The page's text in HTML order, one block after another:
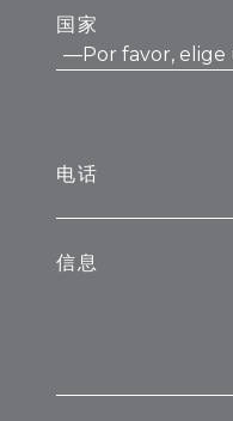
国家
电话
信息